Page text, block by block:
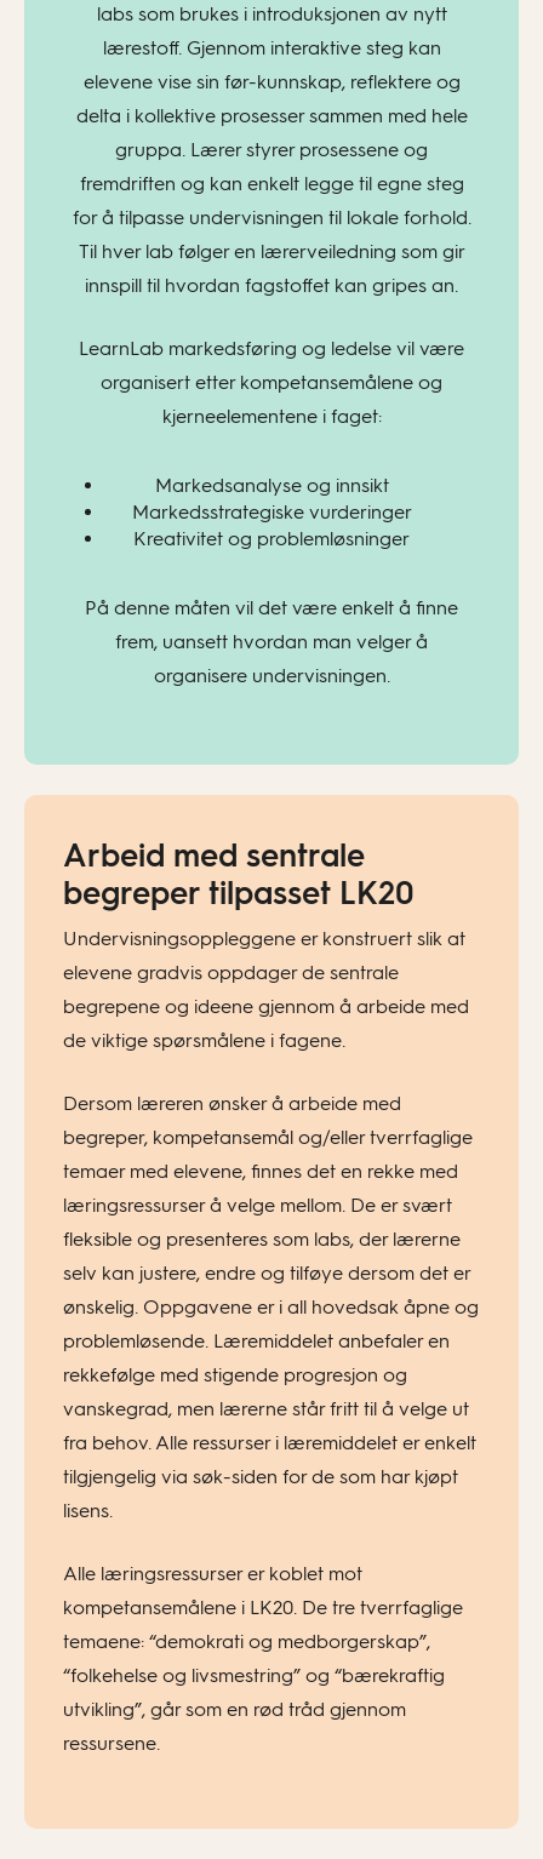
labs som brukes i introduksjonen av nytt
lærestoff. Gjennom interaktive steg kan
elevene vise sin før-kunnskap, reflektere og
delta i kollektive prosesser sammen med hele
gruppa. Lærer styrer prosessene og
fremdriften og kan enkelt legge til egne steg
for å tilpasse undervisningen til lokale forhold.
Til hver lab følger en lærerveiledning som gir
innspill til hvordan fagstoffet kan gripes an.
LearnLab markedsføring og ledelse vil være
organisert etter kompetansemålene og
kjerneelementene i faget:
Markedsanalyse og innsikt
Markedsstrategiske vurderinger
Kreativitet og problemløsninger
På denne måten vil det være enkelt å finne
frem, uansett hvordan man velger å
organisere undervisningen.
Arbeid med sentrale
begreper tilpasset LK20
Undervisningsoppleggene er konstruert slik at
elevene gradvis oppdager de sentrale
begrepene og ideene gjennom å arbeide med
de viktige spørsmålene i fagene.
Dersom læreren ønsker å arbeide med
begreper, kompetansemål og/eller tverrfaglige
temaer med elevene, finnes det en rekke med
læringsressurser å velge mellom. De er svært
fleksible og presenteres som labs, der lærerne
selv kan justere, endre og tilføye dersom det er
ønskelig. Oppgavene er i all hovedsak åpne og
problemløsende. Læremiddelet anbefaler en
rekkefølge med stigende progresjon og
vanskegrad, men lærerne står fritt til å velge ut
fra behov. Alle ressurser i læremiddelet er enkelt
tilgjengelig via søk-siden for de som har kjøpt
lisens.
Alle læringsressurser er koblet mot
kompetansemålene i LK20. De tre tverrfaglige
temaene: “demokrati og medborgerskap”,
“folkehelse og livsmestring” og “bærekraftig
utvikling”, går som en rød tråd gjennom
ressursene.